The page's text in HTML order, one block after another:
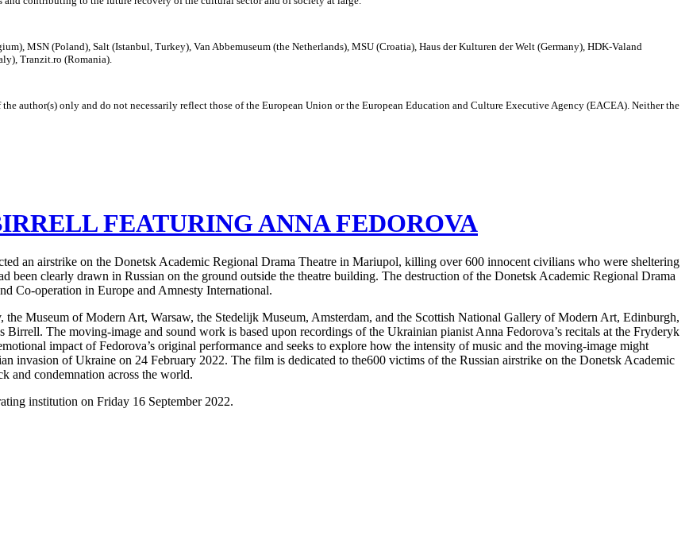
MSN (Poland), Salt (Istanbul, Turkey), Van Abbemuseum (the Netherlands), MSU (Croatia), Haus der Kulturen der Welt (Germany), HDK-Valand
Tranzit.ro (Romania).
author(s) only and do not necessarily reflect those of the European Union or the European Education and Culture Executive Agency (EACEA). Neither the
FEATURING ANNA FEDOROVA
an airstrike on the Donetsk Academic Regional Drama Theatre in Mariupol, killing over 600 innocent civilians who were sheltering
been clearly drawn in Russian on the ground outside the theatre building. The destruction of the Donetsk Academic Regional Drama
Co-operation in Europe and Amnesty International.
the Museum of Modern Art, Warsaw, the Stedelijk Museum, Amsterdam, and the Scottish National Gallery of Modern Art, Edinburgh,
Birrell. The moving-image and sound work is based upon recordings of the Ukrainian pianist Anna Fedorova’s recitals at the Fryderyk
impact ofFedorova’s original performance and seeks to explore how the intensity of music and the moving-image might
invasion of Ukraine on 24 February 2022. The film is dedicated to the600 victims of the Russian airstrike on the Donetsk Academic
and condemnation across the world.
institution on Friday 16 September2022.